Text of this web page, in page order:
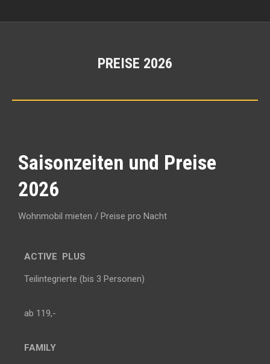
PREISE 2026
Saisonzeiten und Preise
2026
Wohnmobil mieten / Preise pro Nacht
ACTIVE PLUS
Teilintegrierte (bis 3 Personen)
ab 119,-
FAMILY